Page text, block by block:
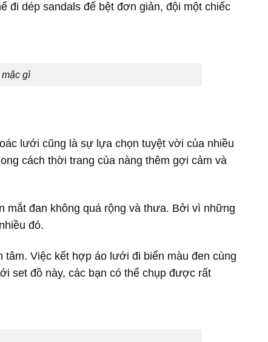
đi dép sandals đế bệt đơn giản, đội một chiếc
gì
lưới cũng là sự lựa chọn tuyệt vời của nhiều
cách thời trang của nàng thêm gợi cảm và
mắt đan không quá rộng và thưa. Bởi vì những
đó.
Việc kết hợp áo lưới đi biển màu đen cùng
set đồ này, các bạn có thể chụp được rất